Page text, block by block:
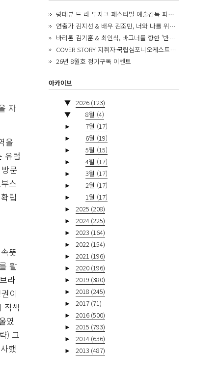
자
을
유럽
문
스
립
뜻
활
라
이
직책
였
) 그
했
랑데뷰 드 라 무지크 페스티벌 예술감독 피아니스트 김혜진, 5년간의 여정을 돌아보며
연출가 김지선 & 배우 김조민, 너와 나를 위한 ‘모두의 숲’에서 만나는 동심
바리톤 김기훈 & 최인식, 바그너를 향한 ‘반지 원정대’를 앞두고
COVER STORY 지휘자·국립심포니오케스트라 제8대 음악감독 로베르토 아바도
26년 8월호 정기구독 이벤트
아카이브
▼ 2026 (123)
▼
8월 (4)
►
7월 (17)
►
6월 (19)
►
5월 (15)
►
4월 (17)
►
3월 (17)
►
2월 (17)
►
1월 (17)
►
2025 (208)
►
2024 (225)
►
2023 (164)
►
2022 (154)
►
2021 (196)
►
2020 (196)
►
2019 (380)
►
2018 (245)
►
2017 (71)
►
2016 (500)
►
2015 (793)
►
2014 (636)
►
2013 (487)